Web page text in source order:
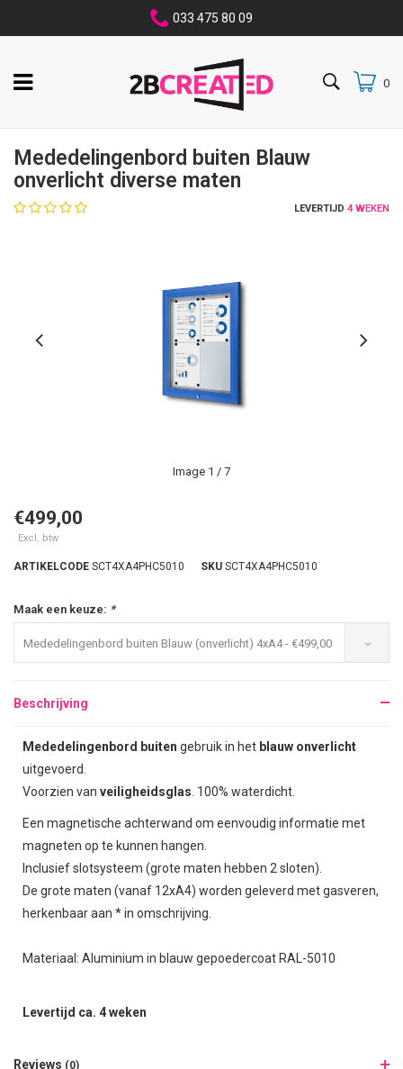
033 475 80 09
0
Mededelingenbord buiten Blauw
onverlicht diverse maten
LEVERTIJD 4 WEKEN
Image 1 / 7
€499,00
Excl. btw
ARTIKELCODE SCT4XA4PHC5010 SKU SCT4XA4PHC5010
Maak een keuze: *
Mededelingenbord buiten Blauw (onverlicht) 4xA4 - €499,00
Beschrijving
Mededelingenbord buiten gebruik in het blauw onverlicht
uitgevoerd.
Voorzien van veiligheidsglas . 100% waterdicht.
Een magnetische achterwand om eenvoudig informatie met
magneten op te kunnen hangen.
Inclusief slotsysteem (grote maten hebben 2 sloten).
De grote maten (vanaf 12xA4) worden geleverd met gasveren,
herkenbaar aan * in omschrijving.
Materiaal: Aluminium in blauw gepoedercoat RAL-5010
Levertijd ca. 4 weken
Reviews (0)